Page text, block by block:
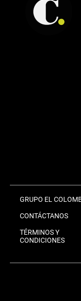
GRUPO EL
CONTÁCTANOS
TÉRMINOS Y
CONDICIONES